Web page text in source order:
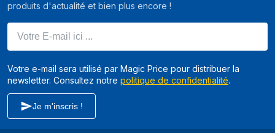
produits d'actualité et bien plus encore !
Votre e-mail sera utilisé par Magic Price pour distribuer la
newsletter. Consultez notre politique de confidentialité.
Je m'inscris !